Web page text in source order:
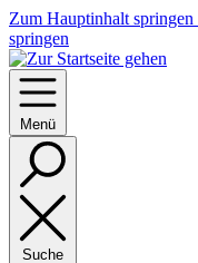
Zum Hauptinhalt springen
springen
Menü
Suche